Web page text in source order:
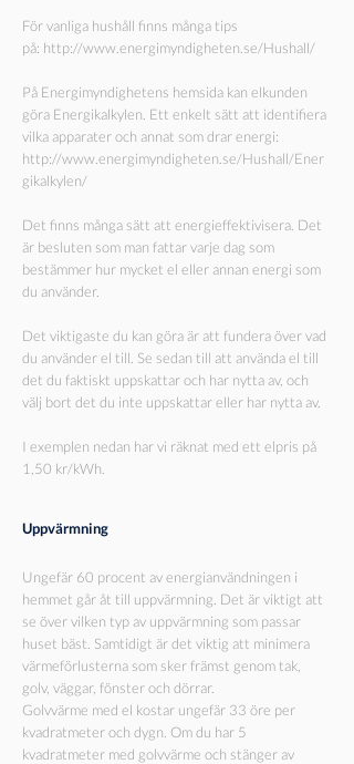
För vanliga hushåll finns många tips
på: http://www.energimyndigheten.se/Hushall/
På Energimyndighetens hemsida kan elkunden
göra Energikalkylen. Ett enkelt sätt att identifiera
vilka apparater och annat som drar energi:
http://www.energimyndigheten.se/Hushall/Ener
gikalkylen/
Det finns många sätt att energieffektivisera. Det
är besluten som man fattar varje dag som
bestämmer hur mycket el eller annan energi som
du använder.
Det viktigaste du kan göra är att fundera över vad
du använder el till. Se sedan till att använda el till
det du faktiskt uppskattar och har nytta av, och
välj bort det du inte uppskattar eller har nytta av.
I exemplen nedan har vi räknat med ett elpris på
1,50 kr/kWh.
Uppvärmning
Ungefär 60 procent av energianvändningen i
hemmet går åt till uppvärmning. Det är viktigt att
se över vilken typ av uppvärmning som passar
huset bäst. Samtidigt är det viktig att minimera
värmeförlusterna som sker främst genom tak,
golv, väggar, fönster och dörrar.
Golvvärme med el kostar ungefär 33 öre per
kvadratmeter och dygn. Om du har 5
kvadratmeter med golvvärme och stänger av